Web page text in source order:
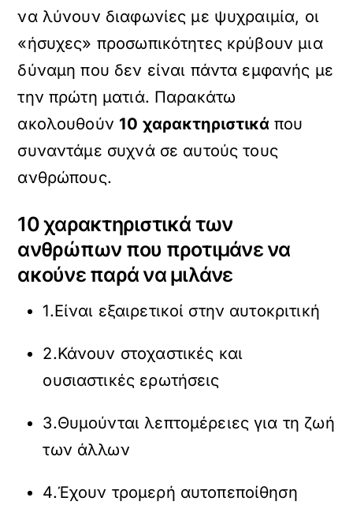
να λύνουν διαφωνίες με ψυχραιμία, οι
«ήσυχες» προσωπικότητες κρύβουν μια
δύναμη που δεν είναι πάντα εμφανής με
την πρώτη ματιά. Παρακάτω
ακολουθούν 10 χαρακτηριστικά που
συναντάμε συχνά σε αυτούς τους
ανθρώπους.
10 χαρακτηριστικά των
ανθρώπων που προτιμάνε να
ακούνε παρά να μιλάνε
1.Είναι εξαιρετικοί στην αυτοκριτική
2.Κάνουν στοχαστικές και
ουσιαστικές ερωτήσεις
3.Θυμούνται λεπτομέρειες για τη ζωή
των άλλων
4.Έχουν τρομερή αυτοπεποίθηση